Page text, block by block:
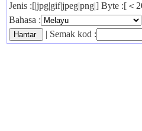
Jenis :[|jpg|gif|jpeg|png|] Byte :[＜
Bahasa :
| Semak kod :